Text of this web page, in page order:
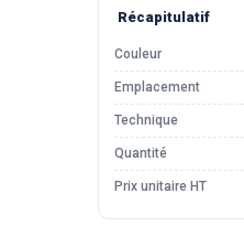
Récapitulatif
Couleur
Emplacement
Technique
Quantité
Prix unitaire HT